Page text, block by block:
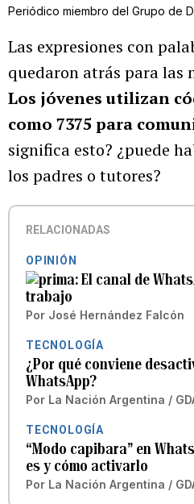
Periódico miembro del Grupo de
Las expresiones con
quedaron atrás para las
Los jóvenes utilizan
como 7375 para
significa esto? ¿puede
los padres o tutores?
RELACIONADAS
OPINIÓN
El canal de
trabajo
Por José Hernández Falcón
TECNOLOGÍA
¿Por qué conviene
WhatsApp?
Por La Nación Argentina /
TECNOLOGÍA
“Modo capibara” en
es y cómo activarlo
Por La Nación Argentina /